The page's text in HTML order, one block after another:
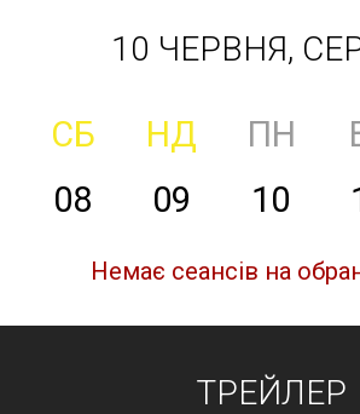
10 ЧЕРВНЯ,
СБ НД ПН
08 09 10
Немає сеансів на
ТРЕЙЛЕР